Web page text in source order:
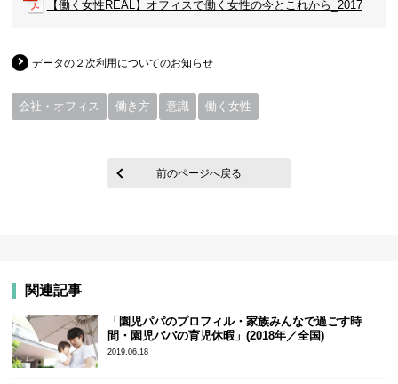
【働く女性REAL】オフィスで働く女性の今とこれから_2017
データの２次利用についてのお知らせ
会社・オフィス 働き方 意識 働く女性
前のページへ戻る
関連記事
「園児パパのプロフィル・家族みんなで過ごす時
間・園児パパの育児休暇」(2018年／全国)
2019.06.18